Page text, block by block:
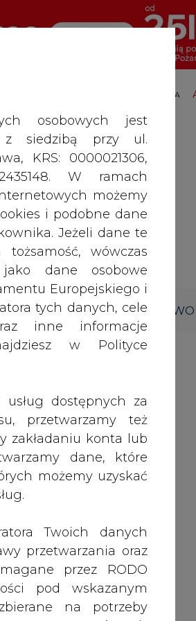
A
RYNKU CIEPŁOWNICTWO
osobowych jest
siedzibą przy ul.
KRS: 0000021306,
W ramach
możemy
i podobne dane
Jeżeli dane te
wówczas
dane osobowe
Europejskiego i
tych danych, cele
inne informacje
w Polityce
dostępnych za
przetwarzamy też
zakładaniu konta lub
dane, które
możemy uzyskać
Twoich danych
przetwarzania oraz
przez RODO
pod wskazanym
na potrzeby
wodno-ściekową na wsi
udostępnij